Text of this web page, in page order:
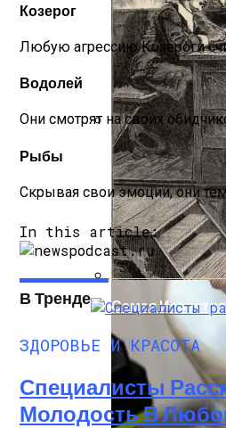
Женская
Самая
Козерог
Любую агрессию Козероги
Водолей
Они смотрят на своих
Рыбы
Скрывая свои эмоции, они
In this article:
В Тренде
ЗДОРОВЬЕ И КРАСОТА
Специалисты
Молодость В